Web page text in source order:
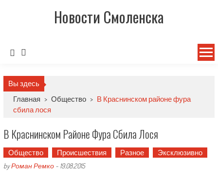
Новости Смоленска
Вы здесь
Главная > Общество > В Краснинском районе фура
сбила лося
В Краснинском Районе Фура Сбила Лося
Общество Происшествия Разное Эксклюзивно
byРоман Ремко- 19.08.2015